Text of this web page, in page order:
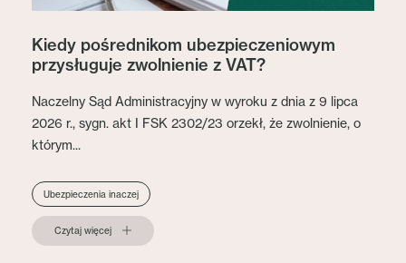
Kiedy pośrednikom ubezpieczeniowym
przysługuje zwolnienie z VAT?
Naczelny Sąd Administracyjny w wyroku z dnia z 9 lipca
2026 r., sygn. akt I FSK 2302/23 orzekł, że zwolnienie, o
którym...
Ubezpieczenia inaczej
Czytaj więcej